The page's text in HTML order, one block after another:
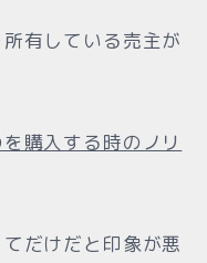
有している売主が
購入する時のノリ
だけだと印象が悪